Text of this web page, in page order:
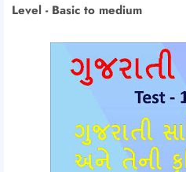
Level - Basic to medium